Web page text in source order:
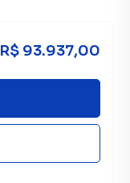
R$ 93.937,00